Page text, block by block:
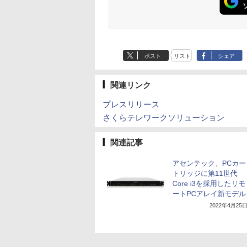
ポスト リスト シェア
関連リンク
プレスリリース
さくらテレワークソリューション
関連記事
アセンテック、PCカー
トリッジに第11世代
Core i3を採用したリモ
ートPCアレイ新モデル
2022年4月25日